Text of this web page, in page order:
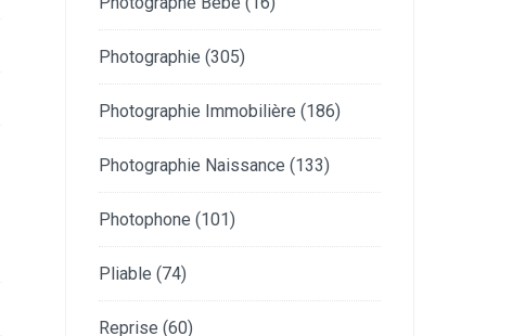
Photographie (305)
Photographie Immobilière (186)
Photographie Naissance (133)
Photophone (101)
Pliable (74)
Reprise (60)